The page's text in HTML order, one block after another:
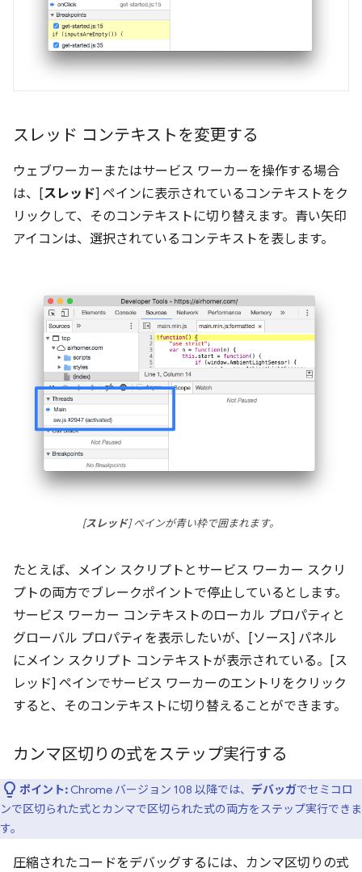
スレッド コンテキストを変更する
ウェブワーカーまたはサービス ワーカーを操作する場合
は、[スレッド] ペインに表示されているコンテキストをク
リックして、そのコンテキストに切り替えます。青い矢印
アイコンは、選択されているコンテキストを表します。
[スレッド] ペインが青い枠で囲まれます。
たとえば、メイン スクリプトとサービス ワーカー スクリ
プトの両方でブレークポイントで停止しているとします。
サービス ワーカー コンテキストのローカル プロパティと
グローバル プロパティを表示したいが、[ソース] パネル
にメイン スクリプト コンテキストが表示されている。[ス
レッド] ペインでサービス ワーカーのエントリをクリック
すると、そのコンテキストに切り替えることができます。
カンマ区切りの式をステップ実行する
ポイント: Chrome バージョン 108 以降では、 デバッガでセミコロ
ンで区切られた式とカンマで区切られた式の両方をステップ実行できま
す。
圧縮されたコードをデバッグするには、カンマ区切りの式